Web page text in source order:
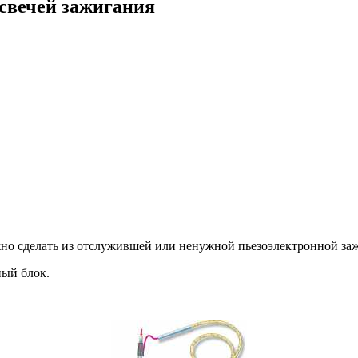
зажигания
сделать из отслужившей или ненужной пьезоэлектронной
блок.